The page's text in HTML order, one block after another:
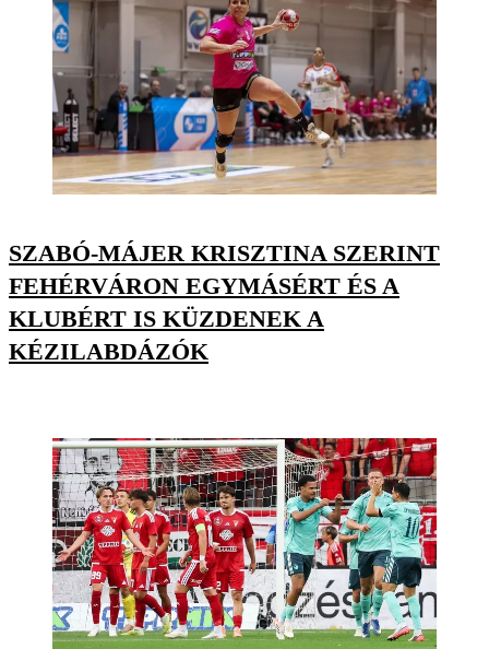
SZABÓ-MÁJER KRISZTINA SZERINT
FEHÉRVÁRON EGYMÁSÉRT ÉS A
KLUBÉRT IS KÜZDENEK A
KÉZILABDÁZÓK